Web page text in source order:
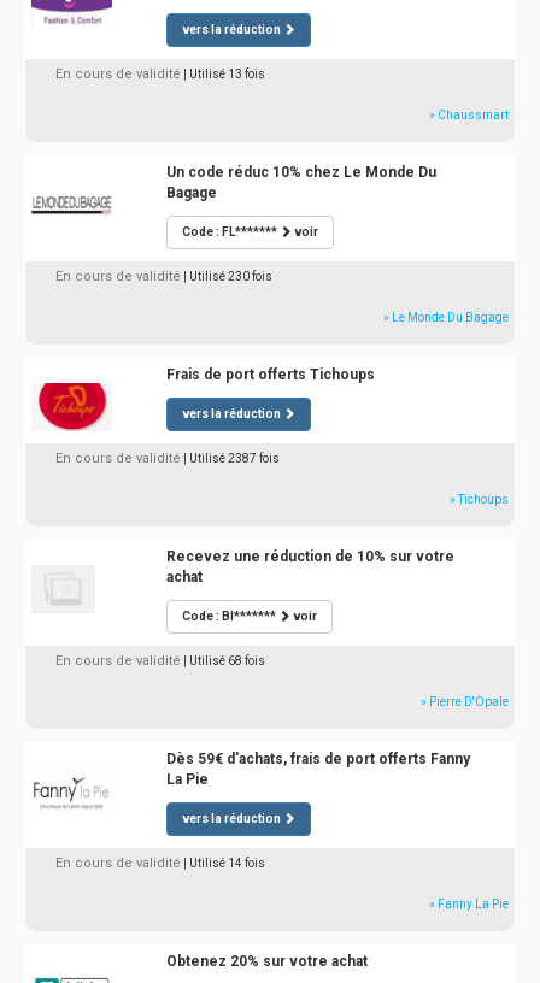
vers la réduction
En cours de validité | Utilisé 13 fois
» Chaussmart
Un code réduc 10% chez Le Monde Du
Bagage
Code : FL******* voir
En cours de validité | Utilisé 230 fois
» Le Monde Du Bagage
Frais de port offerts Tichoups
vers la réduction
En cours de validité | Utilisé 2387 fois
» Tichoups
Recevez une réduction de 10% sur votre
achat
Code : BI******* voir
En cours de validité | Utilisé 68 fois
» Pierre D'Opale
Dès 59€ d'achats, frais de port offerts Fanny
La Pie
vers la réduction
En cours de validité | Utilisé 14 fois
» Fanny La Pie
Obtenez 20% sur votre achat